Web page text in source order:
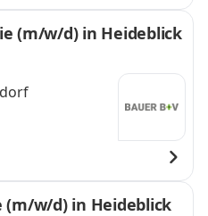
(m/w/d) in Heideblick
w/d) in Heideblick